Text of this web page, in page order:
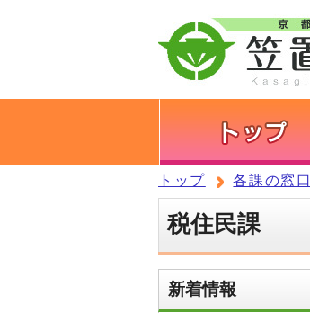
トップ 各課の窓口
税住民課
新着情報